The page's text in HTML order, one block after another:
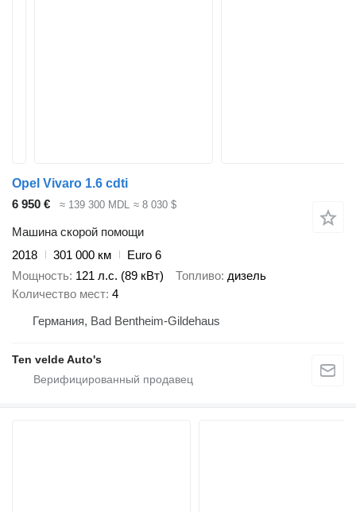
Opel Vivaro 1.6 cdti
6 950 €
≈ 139 300 MDL ≈ 8 030 $
Машина скорой помощи
2018
301 000 км
Euro 6
Мощность 121 л.с. (89 кВт) Топливо дизель
Количество мест 4
Германия, Bad Bentheim-Gildehaus
Ten velde Auto's